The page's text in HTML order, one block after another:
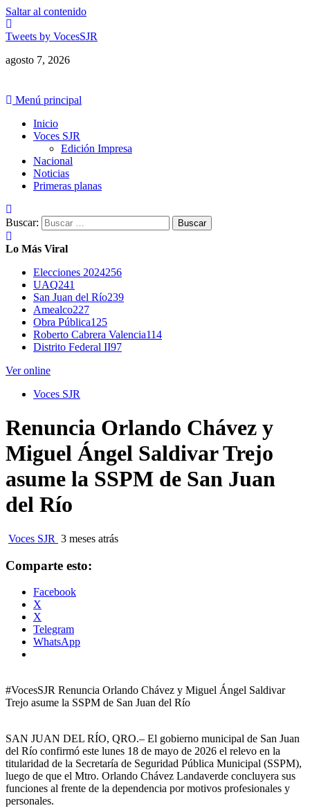
Saltar al contenido
Tweets by VocesSJR
agosto 7, 2026
Menú principal
Inicio
Voces SJR
Edición Impresa
Nacional
Noticias
Primeras planas
Buscar:
Lo Más Viral
Elecciones 2024256
UAQ241
San Juan del Río239
Amealco227
Obra Pública125
Roberto Cabrera Valencia114
Distrito Federal II97
Ver online
Voces SJR
Renuncia Orlando Chávez y
Miguel Ángel Saldivar Trejo
asume la SSPM de San Juan
del Río
Voces SJR 3 meses atrás
Comparte esto:
Facebook
X
X
Telegram
WhatsApp
#VocesSJR Renuncia Orlando Chávez y Miguel Ángel Saldivar
Trejo asume la SSPM de San Juan del Río
SAN JUAN DEL RÍO, QRO.– El gobierno municipal de San Juan
del Río confirmó este lunes 18 de mayo de 2026 el relevo en la
titularidad de la Secretaría de Seguridad Pública Municipal (SSPM),
luego de que el Mtro. Orlando Chávez Landaverde concluyera sus
funciones al frente de la dependencia por motivos profesionales y
personales.